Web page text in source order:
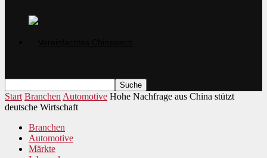
Start Branchen Automotive Hohe Nachfrage aus China stützt
deutsche Wirtschaft
Branchen
Automotive
Märkte